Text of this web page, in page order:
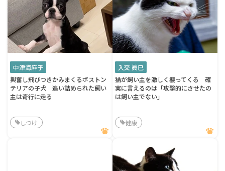
中津海麻子
興奮し飛びつきかみまくるボストン
テリアの子犬 追い詰められた飼い
主は奇行に走る
しつけ
入交 眞巳
猫が飼い主を激しく襲ってくる 確
実に言えるのは「攻撃的にさせたの
は飼い主でない」
健康